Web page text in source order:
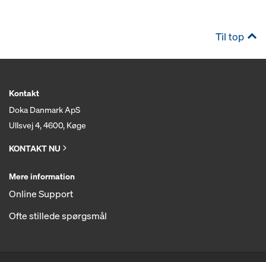
Til top
Kontakt
Doka Danmark ApS
Ullsvej 4, 4600, Køge
KONTAKT NU
Mere information
Online Support
Ofte stillede spørgsmål